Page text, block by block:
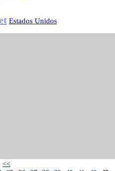
Estados Unidos
<<